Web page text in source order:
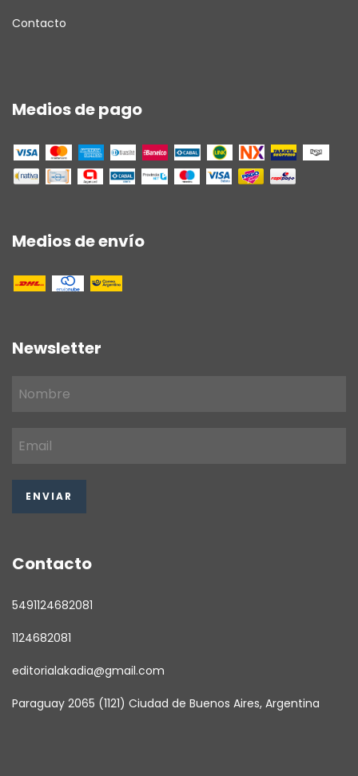
Contacto
Medios de pago
Medios de envío
Newsletter
Contacto
5491124682081
1124682081
editorialakadia@gmail.com
Paraguay 2065 (1121) Ciudad de Buenos Aires, Argentina